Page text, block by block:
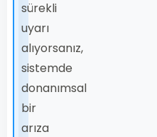
sürekli
uyarı
alıyorsanız,
sistemde
donanımsal
bir
arıza